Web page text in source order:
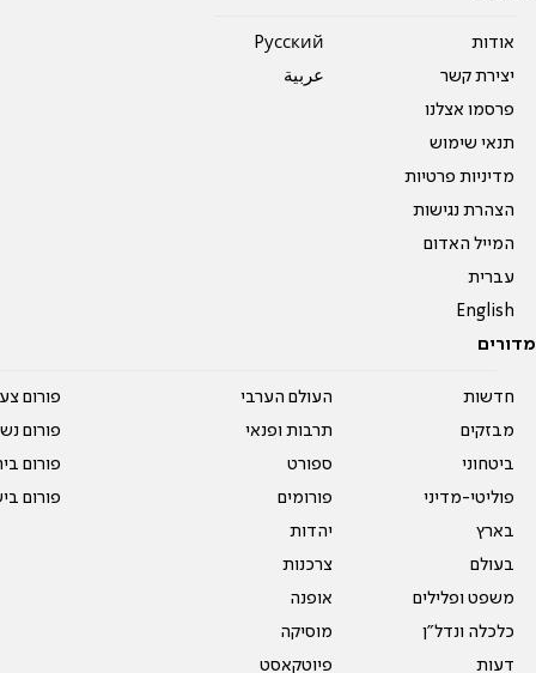
אודות
יצירת קשר
פרסמו אצלנו
תנאי שימוש
מדיניות פרטיות
הצהרת נגישות
המייל האדום
עברית
English
Pусский
عربية
מדורים
חדשות
מבזקים
ביטחוני
פוליטי-מדיני
בארץ
בעולם
משפט ופלילים
כלכלה ונדל"ן
דעות
העולם הערבי
תרבות ופנאי
ספורט
פורומים
יהדות
צרכנות
אופנה
מוסיקה
פיוטקאסט
פורום
פורום
פורום
פורום